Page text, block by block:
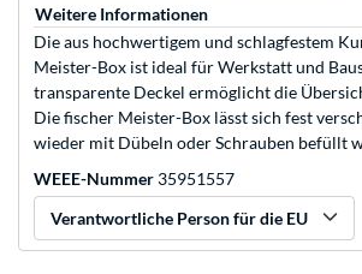
Weitere Informationen
Die aus hochwertigem und schlagfestem
Meister-Box ist ideal für Werkstatt und
transparente Deckel ermöglicht die
Die fischer Meister-Box lässt sich fest
wieder mit Dübeln oder Schrauben befüllt
WEEE-Nummer 35951557
Verantwortliche Person für die EU